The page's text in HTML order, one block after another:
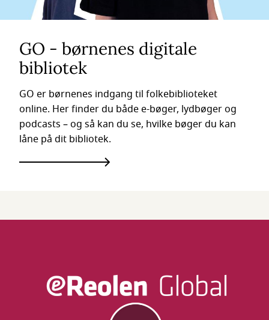
GO - børnenes digitale
bibliotek
GO er børnenes indgang til folkebiblioteket
online. Her finder du både e-bøger, lydbøger og
podcasts – og så kan du se, hvilke bøger du kan
låne på dit bibliotek.